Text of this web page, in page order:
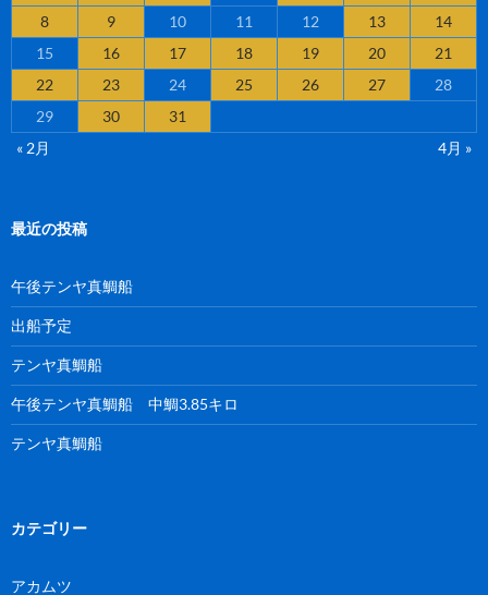
8
9 10 11 12 13
14
15
16 17 18 19 20
21
22
23 24 25 26 27
28
29
30
31
« 2月
4月 »
最近の投稿
午後テンヤ真鯛船
出船予定
テンヤ真鯛船
午後テンヤ真鯛船 中鯛3.85キロ
テンヤ真鯛船
カテゴリー
アカムツ